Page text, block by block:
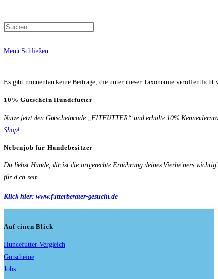
Menü Schließen
Es gibt momentan keine Beiträge, die unter dieser Taxonomie veröffentlicht
10% Gutschein Hundefutter
Nutze jetzt den Gutscheincode „FITFUTTER“ und erhalte 10%
Shop!
Nebenjob für Hundebesitzer
Du liebst Hunde, dir ist die artgerechte Ernährung deines Vierbeiners
für dich sein.
Klick hier: www.futterberater-gesucht.de
Auf einen Blick
Hundefutter-Vergleich
Gutscheine
Jobs